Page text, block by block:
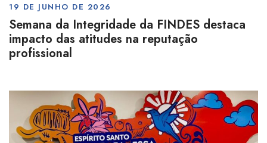
19 DE JUNHO DE 2026
Semana da Integridade da FINDES destaca
impacto das atitudes na reputação
profissional